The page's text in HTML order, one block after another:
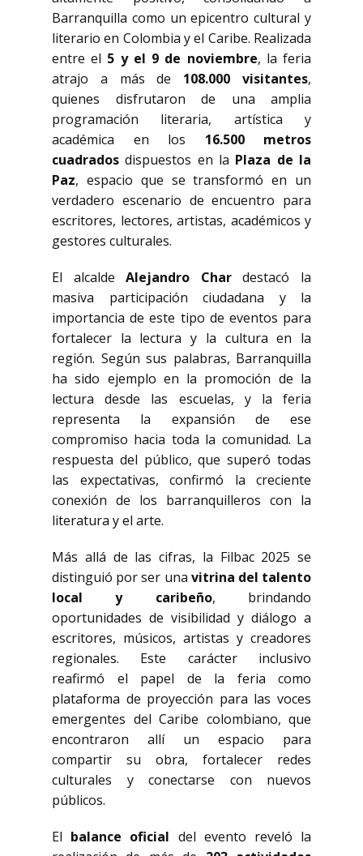
Barranquilla como un epicentro cultural y
literario en Colombia y el Caribe. Realizada
entre el 5 y el 9 de noviembre, la feria
atrajo a más de 108.000 visitantes,
quienes disfrutaron de una amplia
programación literaria, artística y
académica en los 16.500 metros
cuadrados dispuestos en la Plaza de la
Paz, espacio que se transformó en un
verdadero escenario de encuentro para
escritores, lectores, artistas, académicos y
gestores culturales.
El alcaldeAlejandro Chardestacó la
masiva participación ciudadana y la
importancia de este tipo de eventos para
fortalecer la lectura y la cultura en la
región. Según sus palabras, Barranquilla
ha sido ejemplo en la promoción de la
lectura desde las escuelas, y la feria
representa la expansión de ese
compromiso hacia toda la comunidad. La
respuesta del público, que superó todas
las expectativas, confirmó la creciente
conexión de los barranquilleros con la
literatura y el arte.
Más allá de las cifras, la Filbac 2025 se
distinguió por ser una vitrina del talento
local y caribeño, brindando
oportunidades de visibilidad y diálogo a
escritores, músicos, artistas y creadores
regionales. Este carácter inclusivo
reafirmó el papel de la feria como
plataforma de proyección para las voces
emergentes del Caribe colombiano, que
encontraron allí un espacio para
compartir su obra, fortalecer redes
culturales y conectarse con nuevos
públicos.
El balance oficial del evento reveló la